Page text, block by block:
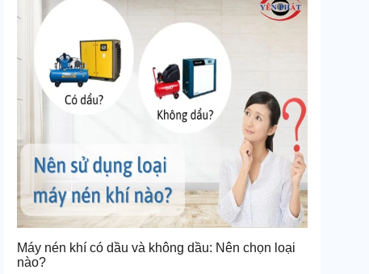
Máy nén khí có dầu và không dầu: Nên chọn loại
nào?